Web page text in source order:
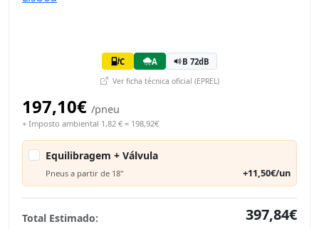
C A B 72dB
Ver ficha técnica oficial (EPREL)
197,10€ /pneu
+ Imposto ambiental 1,82 € = 198,92€
Equilibragem + Válvula
Pneus a partir de 18" +11,50€/un
Total Estimado: 397,84€